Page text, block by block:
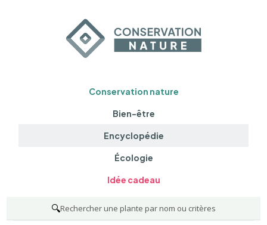
Conservation nature
Bien-être
Encyclopédie
Écologie
Idée cadeau
🔍Rechercher une plante par nom ou critères